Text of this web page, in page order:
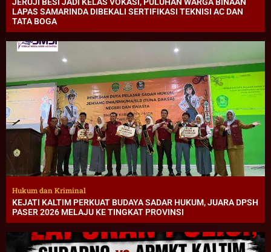
LAPAS SAMARINDA DIBEKALI SERTIFIKASI TEKNISI AC DAN
TATA BOGA
Hukum dan Kriminal
KEJATI KALTIM PERKUAT BUDAYA SADAR HUKUM, JUARA DPSH
PASER 2026 MELAJU KE TINGKAT PROVINSI